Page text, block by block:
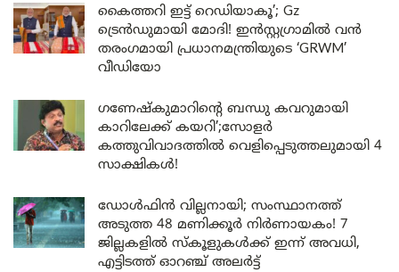
കൈത്തറി ഇട്ട് റെഡിയാകൂ’; Gz
ട്രെൻഡുമായി മോദി! ഇൻസ്റ്റഗ്രാമിൽ വൻ
തരംഗമായി പ്രധാനമന്ത്രിയുടെ ‘GRWM’
വീഡിയോ
ഗണേഷ്കുമാറിന്റെ ബന്ധു കവറുമായി
കാറിലേക്ക് കയറി’;സോളർ
കത്തുവിവാദത്തിൽ വെളിപ്പെടുത്തലുമായി 4
സാക്ഷികൾ!
ഡോൾഫിൻ വില്ലനായി; സംസ്ഥാനത്ത്
അടുത്ത 48 മണിക്കൂർ നിർണായകം! 7
ജില്ലകളിൽ സ്കൂളുകൾക്ക് ഇന്ന് അവധി,
എട്ടിടത്ത് ഓറഞ്ച് അലർട്ട്